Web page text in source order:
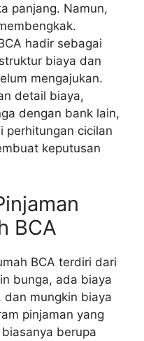
panjang. Namun,
hadir sebagai
biaya dan
mengajukan.
detail biaya,
dengan bank lain,
perhitungan cicilan
keputusan
BCA
BCA terdiri dari
bunga, ada biaya
mungkin biaya
pinjaman yang
berupa